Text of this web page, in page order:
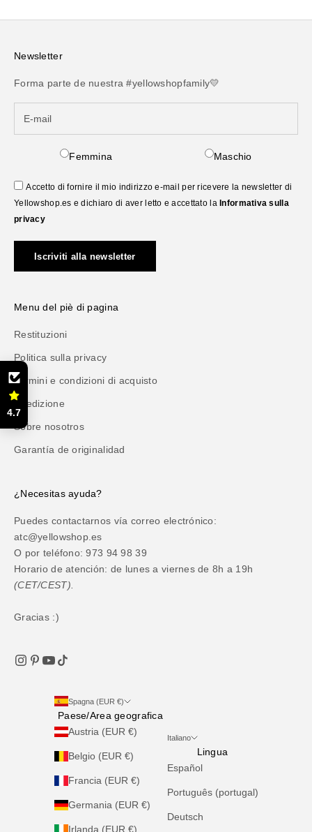
Newsletter
Forma parte de nuestra #yellowshopfamily💛
Femmina Maschio
Accetto di fornire il mio indirizzo e-mail per ricevere la newsletter di
Yellowshop.es e dichiaro di aver letto e accettato la Informativa sulla
privacy
Iscriviti alla newsletter
Menu del piè di pagina
Restituzioni
Politica sulla privacy
Termini e condizioni di acquisto
Spedizione
Sobre nosotros
Garantía de originalidad
¿Necesitas ayuda?
Puedes contactarnos vía correo electrónico:
atc@yellowshop.es
O por teléfono: 973 94 98 39
Horario de atención: de lunes a viernes de 8h a 19h
(CET/CEST).
Gracias :)
Spagna (EUR €)
Paese/Area geografica
Austria (EUR €)
Belgio (EUR €)
Francia (EUR €)
Germania (EUR €)
Irlanda (EUR €)
Italiano
Lingua
Español
Português (portugal)
Deutsch
4.7